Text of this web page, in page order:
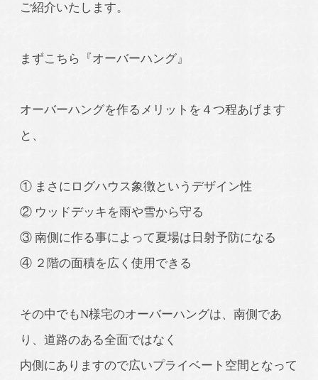
ご紹介いたします。
まずこちら『オーバーハング』
オーバーハングを作るメリットを４つ程あげます
と、
① まさにログハウス象徴というデザイン性
② ウッドデッキを雨や雪から守る
③ 南側に作る事によって夏場は日射予防になる
④ ２階の面積を広く使用できる
その中でもN様宅のオーバーハングは、南側であ
り、道路のある全面ではなく
内側にありますので広いプライベート空間となって